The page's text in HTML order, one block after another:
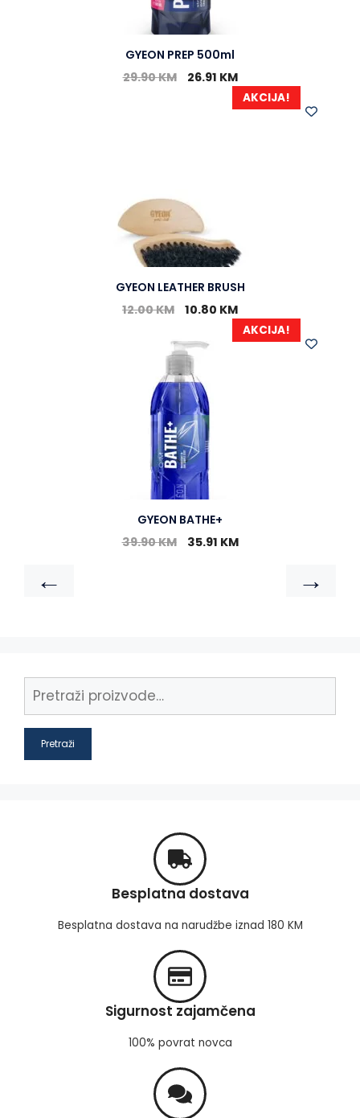
GYEON PREP 500ml
29.90KM 26.91 KM
AKCIJA!
GYEON LEATHER BRUSH
12.00KM 10.80 KM
AKCIJA!
GYEON BATHE+
39.90KM 35.91 KM
← →
Pretraži
Besplatna dostava
Besplatna dostava na narudžbe iznad 180 KM
Sigurnost zajamčena
100% povrat novca